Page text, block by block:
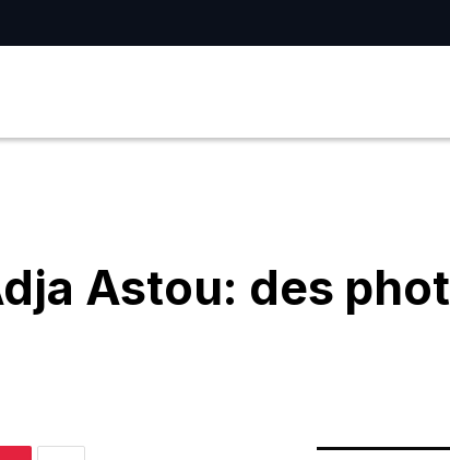
Astou: des